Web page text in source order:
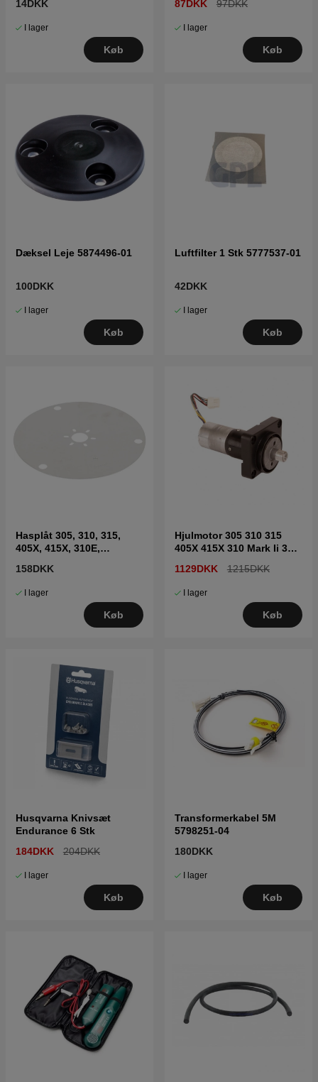
14DKK
I lager
Køb
87DKK 97DKK
I lager
Køb
Dæksel Leje 5874496-01
100DKK
I lager
Køb
Luftfilter 1 Stk 5777537-01
42DKK
I lager
Køb
Hasplåt 305, 310, 315,
405X, 415X, 310E,
158DKK
I lager
Køb
Hjulmotor 305 310 315
405X 415X 310 Mark Ii 315
1129DKK 1215DKK
I lager
Køb
Husqvarna Knivsæt
Endurance 6 Stk
184DKK
204DKK
I lager
Køb
Transformerkabel 5M
5798251-04
180DKK
I lager
Køb